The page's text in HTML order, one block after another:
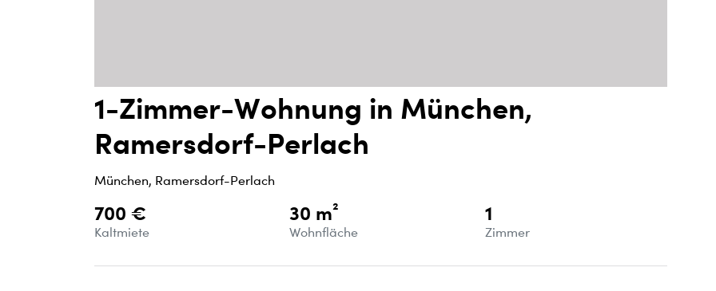
1-Zimmer-Wohnung in München,
Ramersdorf-Perlach
München, Ramersdorf-Perlach
700 €
Kaltmiete
30 m²
Wohnfläche
1
Zimmer